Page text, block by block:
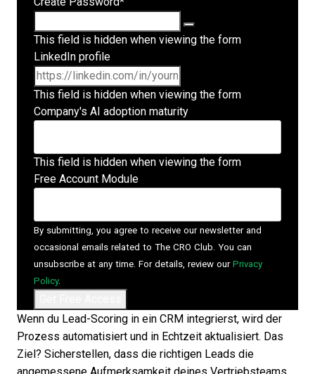
This field is hidden when viewing the form
LinkedIn profile
This field is hidden when viewing the form
Company's AI adoption maturity
This field is hidden when viewing the form
Free Account Module
By submitting, you agree to receive our newsletter and
occasional emails related to The CRO Club. You can
unsubscribe at any time. For details, review our Privacy
Policy.
Wenn du Lead-Scoring in ein CRM integrierst, wird der
Prozess automatisiert und in Echtzeit aktualisiert. Das
Ziel? Sicherstellen, dass die richtigen Leads die
angemessene Aufmerksamkeit deines Vertriebsteams